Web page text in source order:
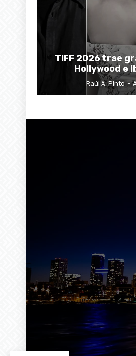
TIFF 2026 trae
Hollywood e
Raúl A. Pinto -